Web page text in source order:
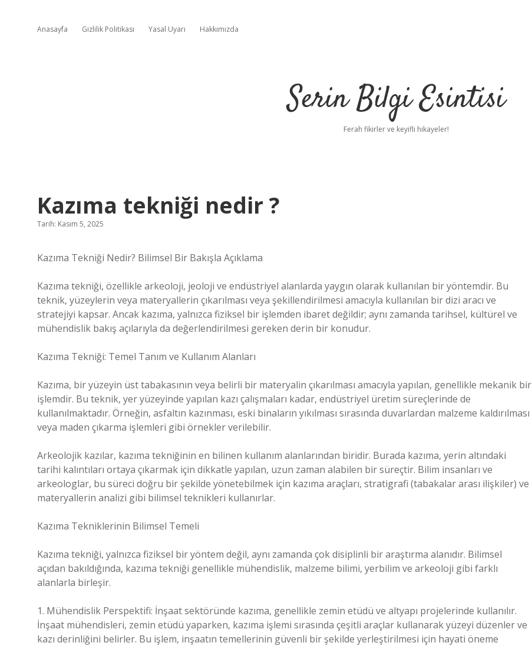
Anasayfa Gizlilik Politikası Yasal Uyarı Hakkımızda
Serin Bilgi Esintisi
Ferah fikirler ve keyifli hikayeler!
Kazıma tekniği nedir ?
Tarih: Kasım 5, 2025
Kazıma Tekniği Nedir? Bilimsel Bir Bakışla Açıklama
Kazıma tekniği, özellikle arkeoloji, jeoloji ve endüstriyel alanlarda yaygın olarak kullanılan bir yöntemdir. Bu
teknik, yüzeylerin veya materyallerin çıkarılması veya şekillendirilmesi amacıyla kullanılan bir dizi aracı ve
stratejiyi kapsar. Ancak kazıma, yalnızca fiziksel bir işlemden ibaret değildir; aynı zamanda tarihsel, kültürel ve
mühendislik bakış açılarıyla da değerlendirilmesi gereken derin bir konudur.
Kazıma Tekniği: Temel Tanım ve Kullanım Alanları
Kazıma, bir yüzeyin üst tabakasının veya belirli bir materyalin çıkarılması amacıyla yapılan, genellikle mekanik bir
işlemdir. Bu teknik, yer yüzeyinde yapılan kazı çalışmaları kadar, endüstriyel üretim süreçlerinde de
kullanılmaktadır. Örneğin, asfaltın kazınması, eski binaların yıkılması sırasında duvarlardan malzeme kaldırılması
veya maden çıkarma işlemleri gibi örnekler verilebilir.
Arkeolojik kazılar, kazıma tekniğinin en bilinen kullanım alanlarından biridir. Burada kazıma, yerin altındaki
tarihi kalıntıları ortaya çıkarmak için dikkatle yapılan, uzun zaman alabilen bir süreçtir. Bilim insanları ve
arkeologlar, bu süreci doğru bir şekilde yönetebilmek için kazıma araçları, stratigrafi (tabakalar arası ilişkiler) ve
materyallerin analizi gibi bilimsel teknikleri kullanırlar.
Kazıma Tekniklerinin Bilimsel Temeli
Kazıma tekniği, yalnızca fiziksel bir yöntem değil, aynı zamanda çok disiplinli bir araştırma alanıdır. Bilimsel
açıdan bakıldığında, kazıma tekniği genellikle mühendislik, malzeme bilimi, yerbilim ve arkeoloji gibi farklı
alanlarla birleşir.
1. Mühendislik Perspektifi: İnşaat sektöründe kazıma, genellikle zemin etüdü ve altyapı projelerinde kullanılır.
İnşaat mühendisleri, zemin etüdü yaparken, kazıma işlemi sırasında çeşitli araçlar kullanarak yüzeyi düzenler ve
kazı derinliğini belirler. Bu işlem, inşaatın temellerinin güvenli bir şekilde yerleştirilmesi için hayati öneme